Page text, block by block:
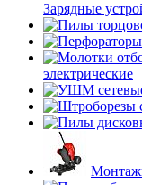
Зарядные
электрические